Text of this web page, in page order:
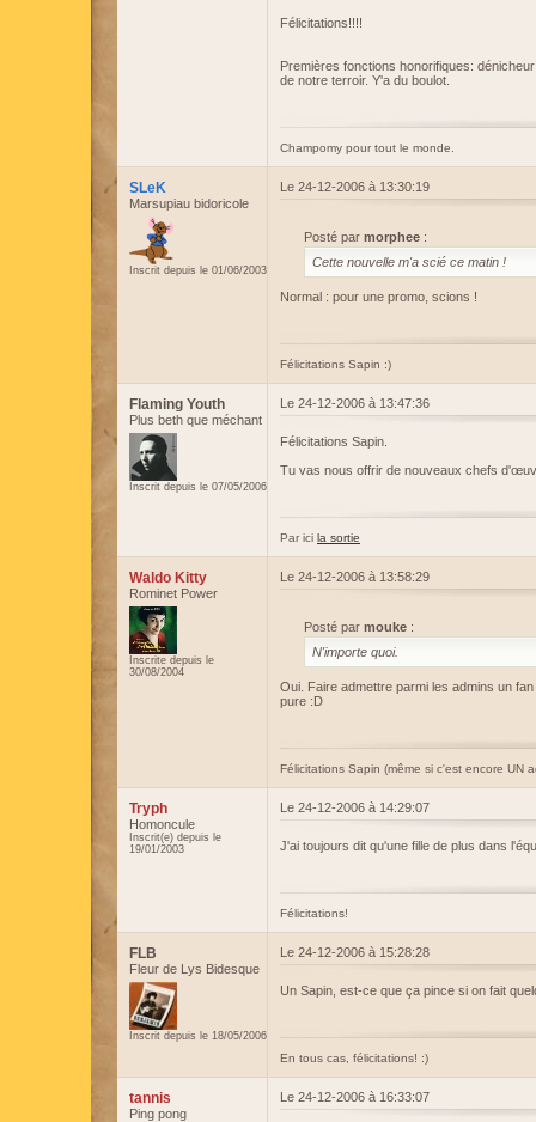
Félicitations!!!!
Premières fonctions honorifiques:
de notre terroir. Y'a du boulot.
Champomy pour tout le monde.
SLeK
Marsupiau bidoricole
Inscrit depuis le 01/06/2003
Le 24-12-2006 à 13:30:19
Posté par morphee :
Cette nouvelle m'a scié ce matin !
Normal : pour une promo, scions !
Félicitations Sapin :)
Flaming Youth
Plus beth que méchant
Inscrit depuis le 07/05/2006
Le 24-12-2006 à 13:47:36
Félicitations Sapin.
Tu vas nous offrir de nouveaux chefs
Par ici la sortie
Waldo Kitty
Rominet Power
Inscrite depuis le
30/08/2004
Le 24-12-2006 à 13:58:29
Posté par mouke :
N'importe quoi.
Oui. Faire admettre parmi les admins un
pure :D
Félicitations Sapin (même si c'est encore UN
Tryph
Homoncule
Inscrit(e) depuis le
19/01/2003
Le 24-12-2006 à 14:29:07
J'ai toujours dit qu'une fille de plus dans
Félicitations!
FLB
Fleur de Lys Bidesque
Inscrit depuis le 18/05/2006
Le 24-12-2006 à 15:28:28
Un Sapin, est-ce que ça pince si on fait
En tous cas, félicitations! :)
tannis
Ping pong
Le 24-12-2006 à 16:33:07